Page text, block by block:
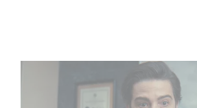
Mexico 86 is now streaming on Netflix